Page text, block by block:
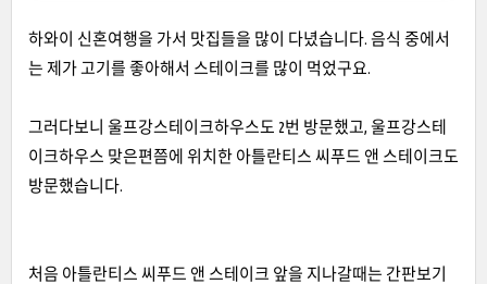
하와이 신혼여행을 가서 맛집들을 많이 다녔습니다. 음식 중에서
는 제가 고기를 좋아해서 스테이크를 많이 먹었구요.
그러다보니 울프강스테이크하우스도 2번 방문했고, 울프강스테
이크하우스 맞은편쯤에 위치한 아틀란티스 씨푸드 앤 스테이크도
방문했습니다.
처음 아틀란티스 씨푸드 앤 스테이크 앞을 지나갈때는 간판보기